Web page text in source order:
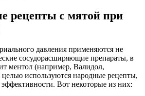
рецепты с мятой при
давления применяются не
сосудорасширяющие препараты, в
ментол (например, Валидол,
используются народные рецепты,
Вот некоторые из них: